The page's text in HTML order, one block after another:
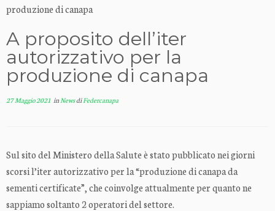
contenuto
produzione di canapa
A proposito dell’iter
autorizzativo per la
produzione di canapa
27 Maggio 2021 inNewsdiFedercanapa
Sul sito del Ministero della Salute è stato pubblicato nei giorni
scorsi l’iter autorizzativo per la “produzione di canapa da
sementi certificate”, che coinvolge attualmente per quanto ne
sappiamo soltanto 2 operatori del settore.